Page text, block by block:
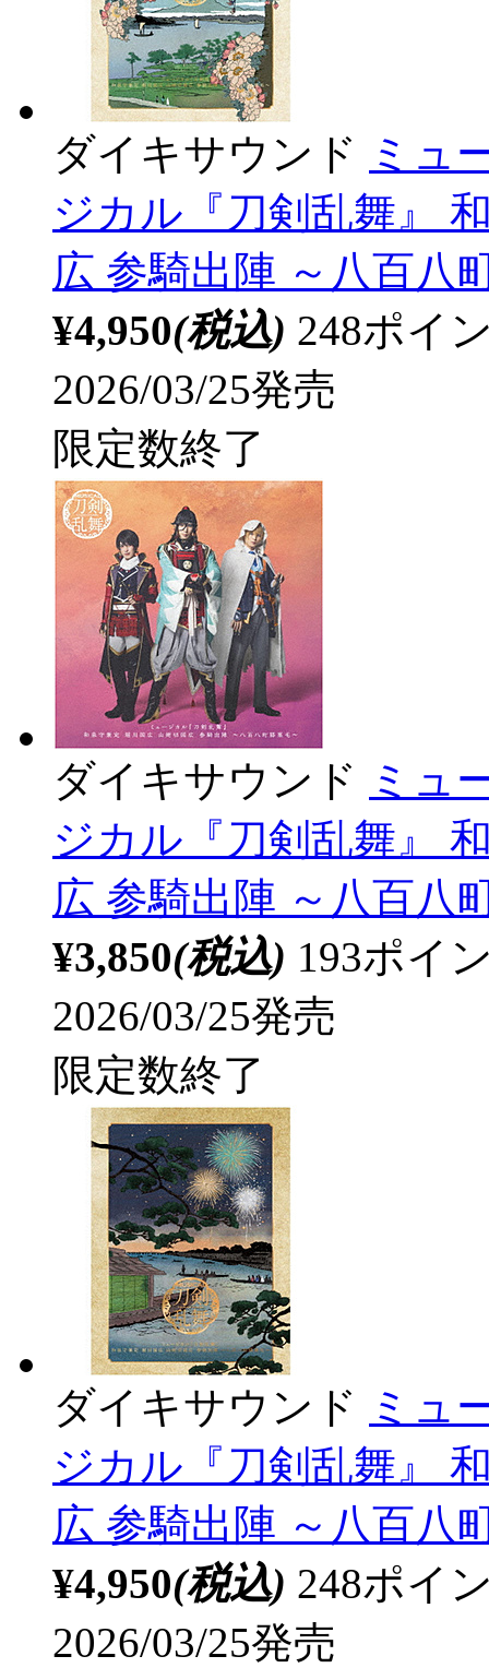
ダイキサウンド ミュ
ジカル『刀剣乱舞』
広 参騎出陣 ～八百八
¥4,950(税込) 248ポイ
2026/03/25発売
限定数終了
ダイキサウンド ミュ
ジカル『刀剣乱舞』
広 参騎出陣 ～八百八
¥3,850(税込) 193ポイ
2026/03/25発売
限定数終了
ダイキサウンド ミュ
ジカル『刀剣乱舞』
広 参騎出陣 ～八百八
¥4,950(税込) 248ポイ
2026/03/25発売